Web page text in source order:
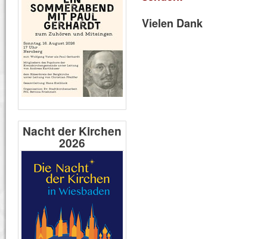
Vielen Dank
Nacht der Kirchen
2026